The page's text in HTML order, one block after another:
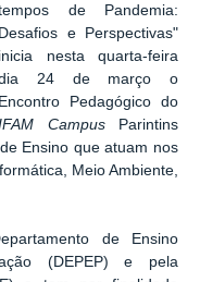
de Pandemia:
Desafios e Perspectivas"
inicia nesta quarta-feira
24 de março o
Encontro Pedagógico do
CampusParintins
Ensino que atuam nos
Meio Ambiente,
de Ensino
(DEPEP) e pela